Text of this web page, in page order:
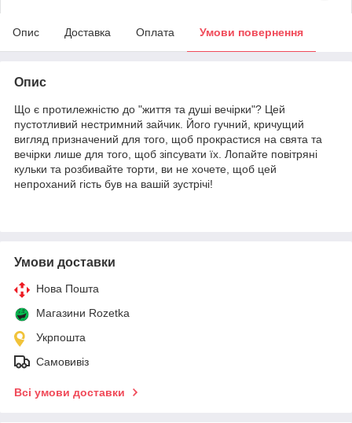
Опис Доставка Оплата Умови повернення
Опис
Що є протилежністю до "життя та душі вечірки"? Цей
пустотливий нестримний зайчик. Його гучний, кричущий
вигляд призначений для того, щоб прокрастися на свята та
вечірки лише для того, щоб зіпсувати їх. Лопайте повітряні
кульки та розбивайте торти, ви не хочете, щоб цей
непроханий гість був на вашій зустрічі!
Умови доставки
Нова Пошта
Магазини Rozetka
Укрпошта
Самовивіз
Всі умови доставки